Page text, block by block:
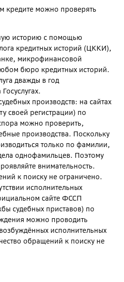
можно проверять
историю с помощью
кредитных историй (ЦККИ),
микрофинансовой
бюро кредитных историй.
дважды в год
производств: на сайтах
своей регистрации) по
можно проверить,
производства. Поскольку
только по фамилии,
однофамильцев. Поэтому
внимательность.
к поиску не ограничено.
исполнительных
сайте ФССП
судебных приставов) по
можно проводить
исполнительных
обращений к поиску не